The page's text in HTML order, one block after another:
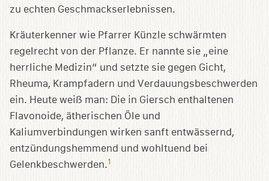
zu echten Geschmackserlebnissen.
Kräuterkenner wie Pfarrer Künzle schwärmten
regelrecht von der Pflanze. Er nannte sie „eine
herrliche Medizin“ und setzte sie gegen Gicht,
Rheuma, Krampfadern und Verdauungsbeschwerden
ein. Heute weiß man: Die in Giersch enthaltenen
Flavonoide, ätherischen Öle und
Kaliumverbindungen wirken sanft entwässernd,
entzündungshemmend und wohltuend bei
Gelenkbeschwerden.1